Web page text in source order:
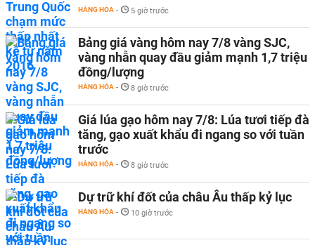
HÀNG HÓA - 5 giờ trước
Bảng giá vàng hôm nay 7/8 vàng SJC,
vàng nhẫn quay đầu giảm mạnh 1,7 triệu
đồng/lượng
HÀNG HÓA - 8 giờ trước
Giá lúa gạo hôm nay 7/8: Lúa tươi tiếp đà
tăng, gạo xuất khẩu đi ngang so với tuần
trước
HÀNG HÓA - 8 giờ trước
Dự trữ khí đốt của châu Âu thấp kỷ lục
HÀNG HÓA - 10 giờ trước